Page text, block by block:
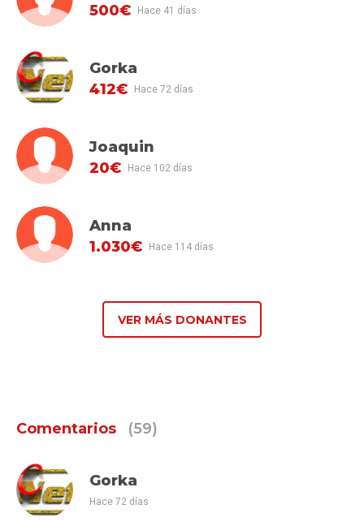
500€
Hace 41 días
Gorka
412€
Hace 72 días
Joaquin
20€
Hace 102 días
Anna
1.030€
Hace 114 días
VER MÁS DONANTES
Comentarios (59)
Gorka
Hace 72 días